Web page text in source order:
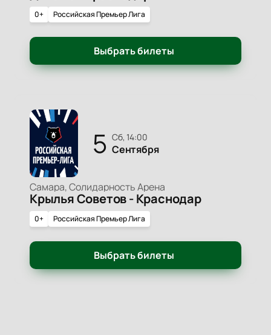
0+ Российская Премьер Лига
Выбрать билеты
5 сб, 14:00
Сентября
Самара, Солидарность Арена
Крылья Советов - Краснодар
0+ Российская Премьер Лига
Выбрать билеты